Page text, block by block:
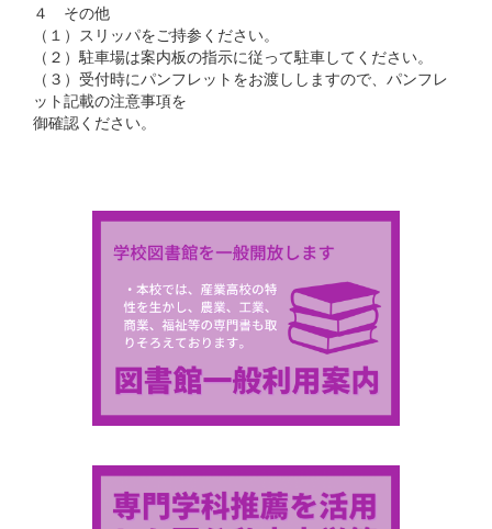
４ その他
（１）スリッパをご持参ください。
（２）駐車場は案内板の指示に従って駐車してください。
（３）受付時にパンフレットをお渡ししますので、パンフレ
ット記載の注意事項を
御確認ください。